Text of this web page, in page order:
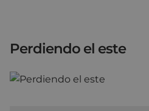
Perdiendo el este